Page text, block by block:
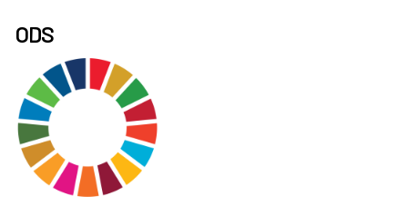
ODS